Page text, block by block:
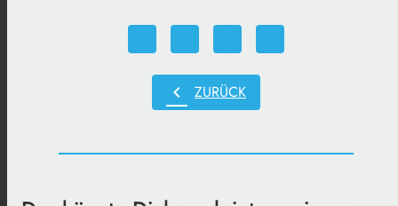
chevron_left ZURÜCK